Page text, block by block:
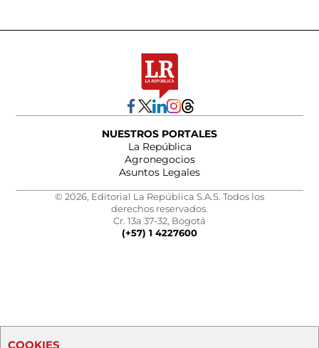
NUESTROS PORTALES
La República
Agronegocios
Asuntos Legales
© 2026, Editorial La República S.A.S. Todos los
derechos reservados.
Cr. 13a 37-32, Bogotá
(+57) 1 4227600
COOKIES